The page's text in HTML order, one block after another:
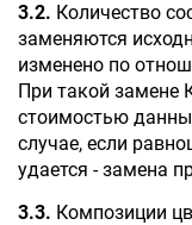
3.2. Количество
заменяются
изменено по
При такой замене
стоимостью
случае, если
удается - замена
3.3. Композиции